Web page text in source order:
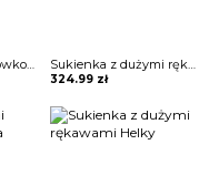
Sukienka midi ołówkowa z kopertowym dekoltem Ayano
324.99 zł